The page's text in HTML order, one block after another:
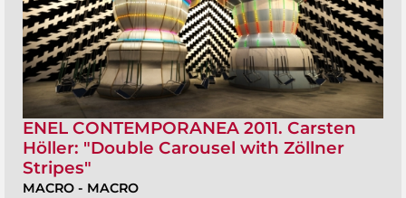
ENEL CONTEMPORANEA 2011. Carsten
Höller: "Double Carousel with Zöllner
Stripes"
MACRO - MACRO